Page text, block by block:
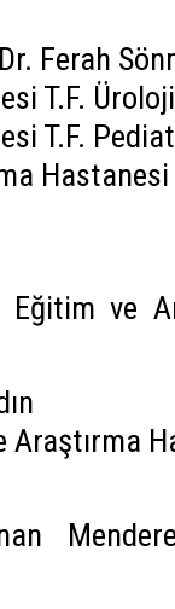
Ferah
T.F.
T.F.
ve
Araştırma